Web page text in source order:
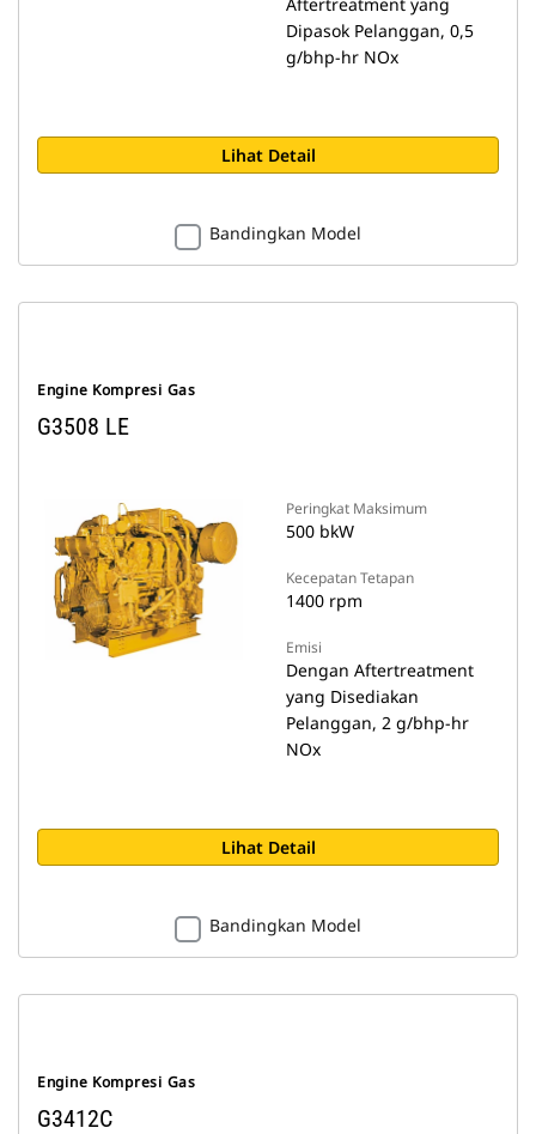
Dipasok Pelanggan, 0,5
g/bhp-hr NOx
Lihat Detail
Bandingkan Model
Engine Kompresi Gas
G3508 LE
Peringkat Maksimum
500 bkW
Kecepatan Tetapan
1400 rpm
Emisi
Dengan Aftertreatment
yang Disediakan
Pelanggan, 2 g/bhp-hr
NOx
Lihat Detail
Bandingkan Model
Engine Kompresi Gas
G3412C